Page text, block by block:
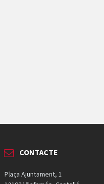
CONTACTE
Plaça Ajuntament, 1